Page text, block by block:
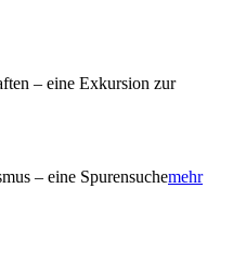
– eine Exkursion zur
– eine Spurensuchemehr